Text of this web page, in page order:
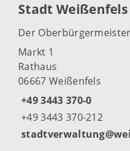
Stadt Weißenfels
Der
Markt 1
Rathaus
06667 Weißenfels
+49 3443 370-0
+49 3443 370-212